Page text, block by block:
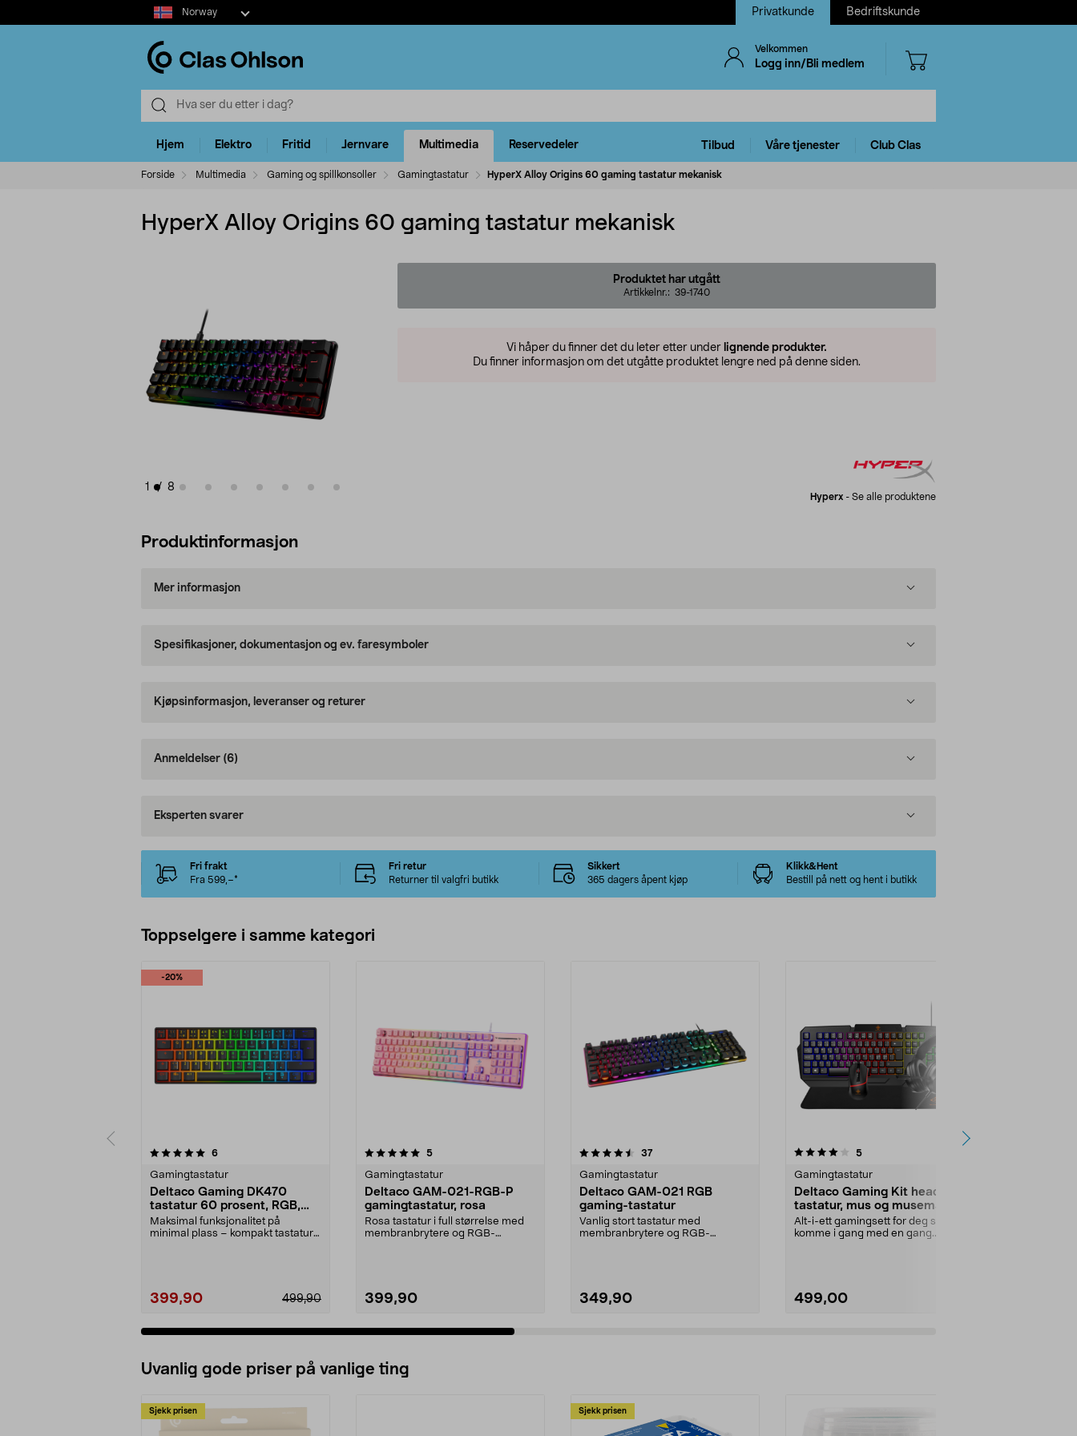
Select
market
Norway Privatkunde Bedriftskunde
Velkommen
Logg inn/Bli medlem
Hjem Elektro Fritid Jernvare Multimedia Reservedeler Tilbud Våre tjenester Club Clas
Forside Multimedia Gaming og spillkonsoller Gamingtastatur HyperX Alloy Origins 60 gaming tastatur mekanisk
HyperX Alloy Origins 60 gaming tastatur mekanisk
1 / 8
Produktet har utgått
Artikkelnr.: 39-1740
Vi håper du finner det du leter etter under lignende produkter.
Du finner informasjon om det utgåtte produktet lengre ned på denne siden.
Hyperx - Se alle produktene
Produktinformasjon
Mer informasjon
Spesifikasjoner, dokumentasjon og ev. faresymboler
Kjøpsinformasjon, leveranser og returer
Anmeldelser (6)
Eksperten svarer
Fri frakt
Fra 599,–*
Fri retur
Returner til valgfri butikk
Sikkert
365 dagers åpent kjøp
Klikk&Hent
Bestill på nett og hent i butikk
Toppselgere i samme kategori
-20%
6anmeldelser
Gamingtastatur
Deltaco Gaming DK470
tastatur 60 prosent, RGB,
svart
Maksimal funksjonalitet på
minimal plass – kompakt tastatur
399,90 499,90
5.0 av 5 stjerner 5anmeldelser
Gamingtastatur
Deltaco GAM-021-RGB-P
gamingtastatur, rosa
Rosa tastatur i full størrelse med
membranbrytere og RGB-
399,90
4.5 av 5 stjerner 37anmeldelser
Gamingtastatur
Deltaco GAM-021 RGB
gaming-tastatur
Vanlig stort tastatur med
membranbrytere og RGB-
349,90
4.0 av 5 stjerner 5anmeldelser
Gamingtastatur
Deltaco Gaming Kit headset,
tastatur, mus og musematte,
GAM-174
Alt-i-ett gamingsett for deg som vil
komme i gang med en gang.
499,00
4.5 av 5 stjerner
Uvanlig gode priser på vanlige ting
Sjekk prisen Sjekk prisen